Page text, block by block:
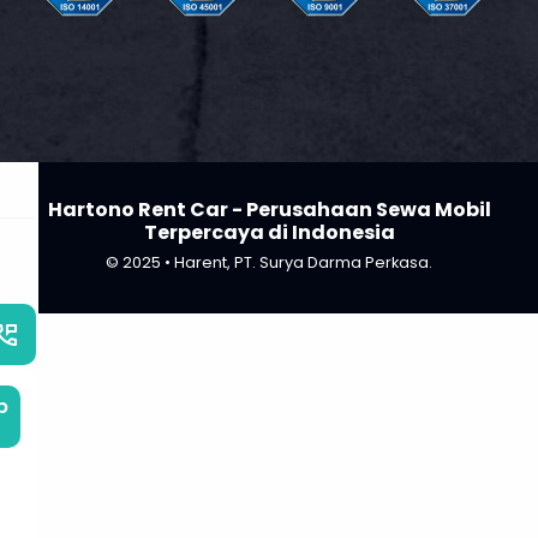
Hartono Rent Car - Perusahaan Sewa Mobil
Terpercaya di Indonesia
© 2025 • Harent, PT. Surya Darma Perkasa.